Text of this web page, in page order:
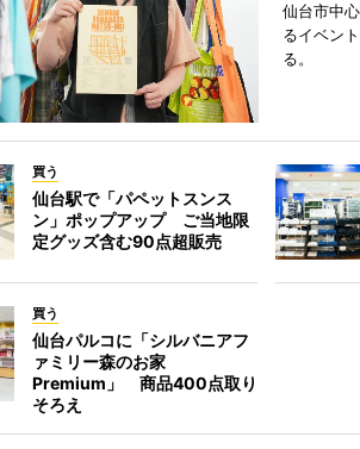
仙台市中
るイベン
る。
買う
仙台駅で「パペットスンス
ン」ポップアップ ご当地限
定グッズ含む90点超販売
買う
仙台パルコに「シルバニアフ
ァミリー森のお家
Premium」 商品400点取り
そろえ